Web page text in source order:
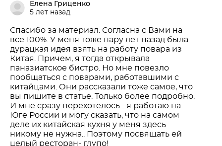
Елена Гриценко
5 лет назад
Спасибо за материал. Согласна с Вами на
все 100%. У меня тоже пару лет назад была
дурацкая идея взять на работу повара из
Китая. Причем, я тогда открывала
паназиатское бистро. Но мне повезло
пообщаться с поварами, работавшими с
китайцами. Они рассказали тоже самое, что
вы пишите в статье. Только более подробно.
И мне сразу перехотелось... я работаю на
Юге России и могу сказать, что на самом
деле их китайская кухня у меня здесь
никому не нужна.. Поэтому посвящать ей
целый ресторан- глупо!